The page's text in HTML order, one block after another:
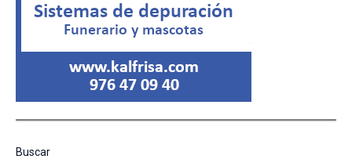
Buscar